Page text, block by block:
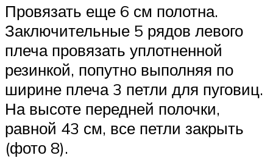
Провязать еще 6 см полотна.
Заключительные 5 рядов левого
плеча провязать уплотненной
резинкой, попутно выполняя по
ширине плеча 3 петли для пуговиц.
На высоте передней полочки,
равной 43 см, все петли закрыть
(фото 8).